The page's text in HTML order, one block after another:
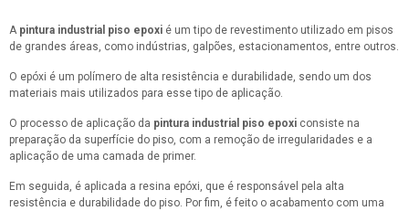
A pintura industrial piso epoxi é um tipo de revestimento utilizado em pisos
de grandes áreas, como indústrias, galpões, estacionamentos, entre outros.
O epóxi é um polímero de alta resistência e durabilidade, sendo um dos
materiais mais utilizados para esse tipo de aplicação.
O processo de aplicação da pintura industrial piso epoxi consiste na
preparação da superfície do piso, com a remoção de irregularidades e a
aplicação de uma camada de primer.
Em seguida, é aplicada a resina epóxi, que é responsável pela alta
resistência e durabilidade do piso. Por fim, é feito o acabamento com uma